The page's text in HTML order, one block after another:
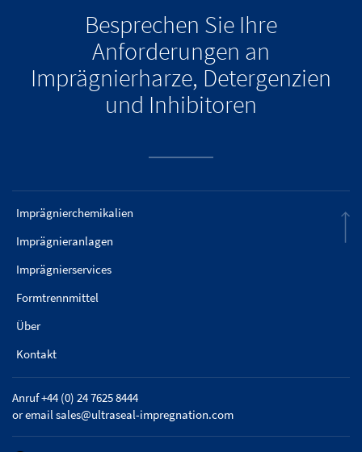
Besprechen Sie Ihre
Anforderungen an
Imprägnierharze, Detergenzien
und Inhibitoren
Imprägnierchemikalien
Imprägnieranlagen
Imprägnierservices
Formtrennmittel
Über
Kontakt
Anruf +44 (0) 24 7625 8444
or emailsales@ultraseal-impregnation.com